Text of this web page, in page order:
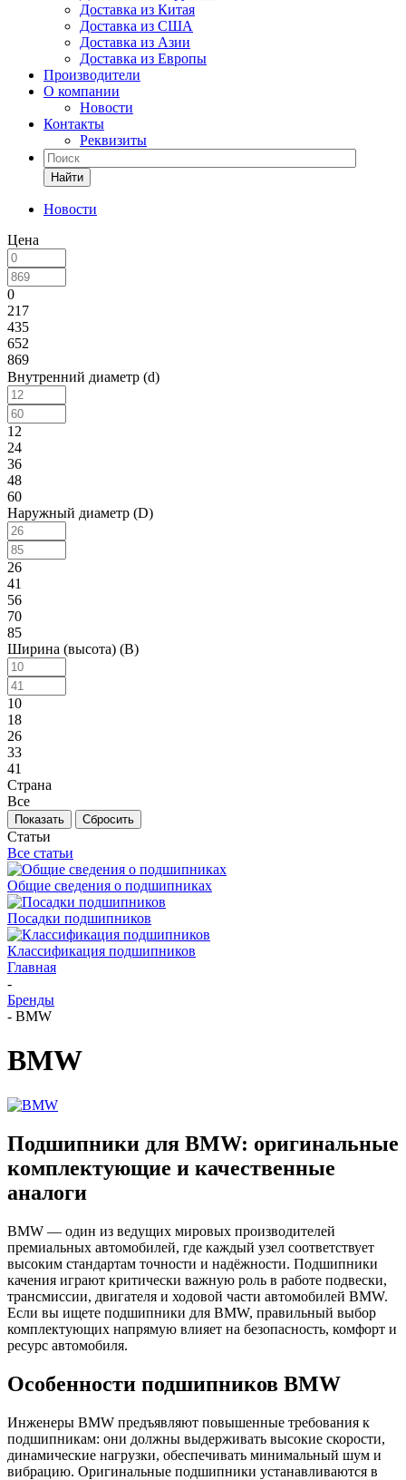
Доставка из Китая
Доставка из США
Доставка из Азии
Доставка из Европы
Производители
О компании
Новости
Контакты
Реквизиты
Найти
Новости
Цена
0
217
435
652
869
Внутренний диаметр (d)
12
24
36
48
60
Наружный диаметр (D)
26
41
56
70
85
Ширина (высота) (B)
10
18
26
33
41
Страна
Все
Сбросить
Статьи
Все статьи
Общие сведения о подшипниках
Посадки подшипников
Классификация подшипников
Главная
-
Бренды
- BMW
BMW
Подшипники для BMW: оригинальные
комплектующие и качественные
аналоги
BMW — один из ведущих мировых производителей
премиальных автомобилей, где каждый узел соответствует
высоким стандартам точности и надёжности. Подшипники
качения играют критически важную роль в работе подвески,
трансмиссии, двигателя и ходовой части автомобилей BMW.
Если вы ищете подшипники для BMW, правильный выбор
комплектующих напрямую влияет на безопасность, комфорт и
ресурс автомобиля.
Особенности подшипников BMW
Инженеры BMW предъявляют повышенные требования к
подшипникам: они должны выдерживать высокие скорости,
динамические нагрузки, обеспечивать минимальный шум и
вибрацию. Оригинальные подшипники устанавливаются в